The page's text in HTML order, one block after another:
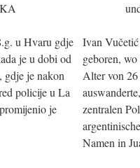
u Hvaru gdje
je u dobi od
je nakon
policije u La
je
Ivan
geboren,
Alter von
zentralen
Namen in